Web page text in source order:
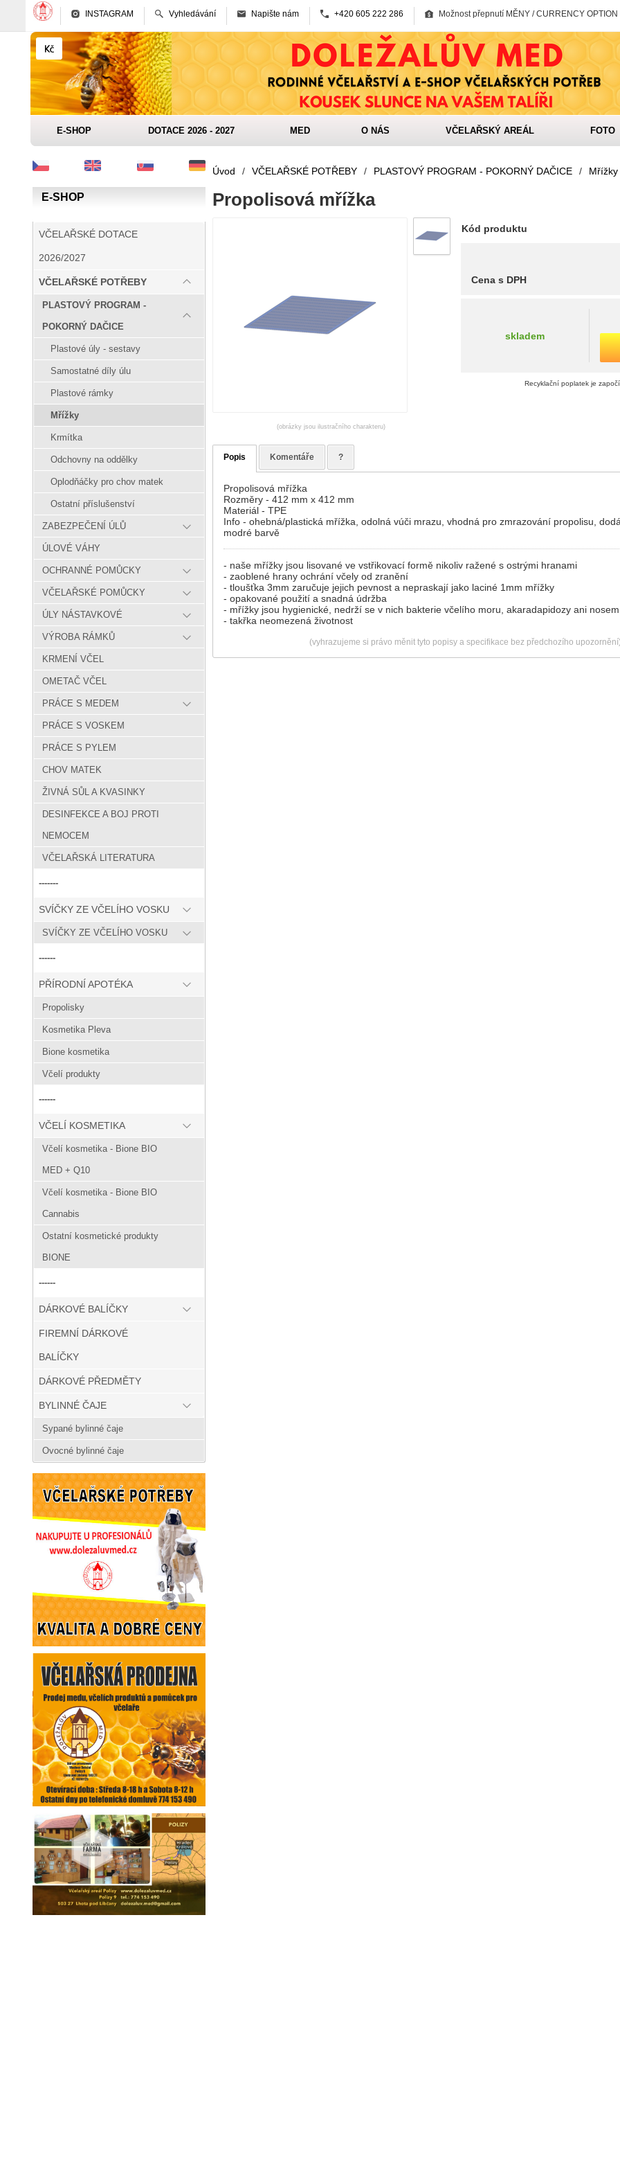
INSTAGRAM Vyhledávání Napište nám +420 605 222 286 Možnost přepnutí MĚNY / CURRENCY OPTION
E-SHOP DOTACE 2026 - 2027 MED O NÁS VČELAŘSKÝ AREÁL FOTO
E-SHOP
VČELAŘSKÉ DOTACE
2026/2027
VČELAŘSKÉ POTŘEBY
PLASTOVÝ PROGRAM -
POKORNÝ DAČICE
Plastové úly - sestavy
Samostatné díly úlu
Plastové rámky
Mřížky
Krmítka
Odchovny na oddělky
Oplodňáčky pro chov matek
Ostatní příslušenství
ZABEZPEČENÍ ÚLŮ
ÚLOVÉ VÁHY
OCHRANNÉ POMŮCKY
VČELAŘSKÉ POMŮCKY
ÚLY NÁSTAVKOVÉ
VÝROBA RÁMKŮ
KRMENÍ VČEL
OMETAČ VČEL
PRÁCE S MEDEM
PRÁCE S VOSKEM
PRÁCE S PYLEM
CHOV MATEK
ŽIVNÁ SŮL A KVASINKY
DESINFEKCE A BOJ PROTI
NEMOCEM
VČELAŘSKÁ LITERATURA
-------
SVÍČKY ZE VČELÍHO VOSKU
SVÍČKY ZE VČELÍHO VOSKU
------
PŘÍRODNÍ APOTÉKA
Propolisky
Kosmetika Pleva
Bione kosmetika
Včelí produkty
------
VČELÍ KOSMETIKA
Včelí kosmetika - Bione BIO
MED + Q10
Včelí kosmetika - Bione BIO
Cannabis
Ostatní kosmetické produkty
BIONE
------
DÁRKOVÉ BALÍČKY
FIREMNÍ DÁRKOVÉ
BALÍČKY
DÁRKOVÉ PŘEDMĚTY
BYLINNÉ ČAJE
Sypané bylinné čaje
Ovocné bylinné čaje
Úvod / VČELAŘSKÉ POTŘEBY / PLASTOVÝ PROGRAM - POKORNÝ DAČICE / Mřížky
Propolisová mřížka
(obrázky jsou ilustračního charakteru)
Kód produktu
Cena s DPH
skladem
Recyklační poplatek je
Popis Komentáře ?
Propolisová mřížka
Rozměry - 412 mm x 412 mm
Materiál - TPE
Info - ohebná/plastická mřížka, odolná vúči mrazu, vhodná pro zmrazování propolisu,
modré barvě
- naše mřížky jsou lisované ve vstřikovací formě nikoliv ražené s ostrými hranami
- zaoblené hrany ochrání včely od zranění
- tloušťka 3mm zaručuje jejich pevnost a nepraskají jako laciné 1mm mřížky
- opakované použití a snadná údržba
- mřížky jsou hygienické, nedrží se v nich bakterie včelího moru, akaradapidozy ani nosem
- takřka neomezená životnost
(vyhrazujeme si právo měnit tyto popisy a specifikace bez předchozího